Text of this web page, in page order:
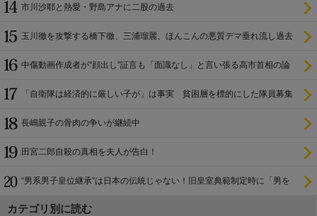
市川沙耶と熱愛・野島アナに二股の過去
玉川徹を攻撃する橋下徹、三浦瑠麗、ほんこんの悪質デマ垂れ流し過去
中傷動画作成者が“顔出し”証言も「面識なし」と言い張る高市首相の論
「自衛隊は経済的に厳しい子が」は事実 貧困層を標的にした隊員募集
長嶋親子の骨肉の争いが継続中
田宮二郎自殺の真相を夫人が告白！
“男系男子皇位継承”は日本の伝統じゃない！旧皇室典範制定時に「男を
尊び女を卑む」と
カテゴリ別に読む